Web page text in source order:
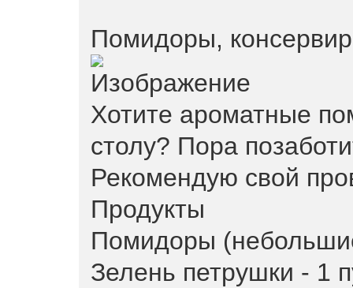
Помидоры,
Хотите ароматные
столу? Пора
Рекомендую свой
Продукты
Помидоры
Зелень петрушки - 1